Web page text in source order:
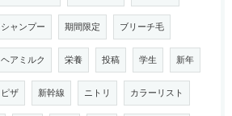
ャンプー 期間限定 ブリーチ毛
ヘアミルク 栄養 投稿 学生 新年
ピザ 新幹線 ニトリ カラーリスト